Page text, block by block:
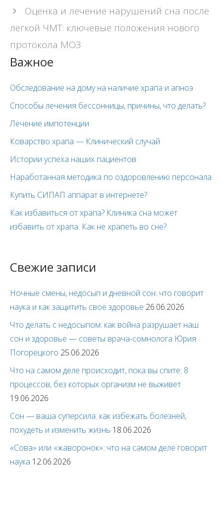
Оценка и лечение нарушений сна после
легкой ЧМТ: ключевые положения нового
протокола МОЗ
Важное
Обследование на дому на наличие храпа и апноэ
Способы лечения бессонницы, причины, что делать?
Лечение импотенции
Коварство храпа — Клинический случай
Истории успеха наших пациентов
Наработанная методика по оздоровлению персонала
Купить СИПАП аппарат в интернете?
Как избавиться от храпа? Клиника сна может
избавить от храпа. Как не храпеть во сне?
Свежие записи
Ночные смены, недосып и дневной сон: что говорит
наука и как защитить своё здоровье 26.06.2026
Что делать с недосыпом: как война разрушает наш
сон и здоровье — советы врача-сомнолога Юрия
Погорецкого 25.06.2026
Что на самом деле происходит, пока вы спите: 8
процессов, без которых организм не выживет
19.06.2026
Сон — ваша суперсила: как избежать болезней,
похудеть и изменить жизнь 18.06.2026
«Сова» или «жаворонок»: что на самом деле говорит
наука 12.06.2026